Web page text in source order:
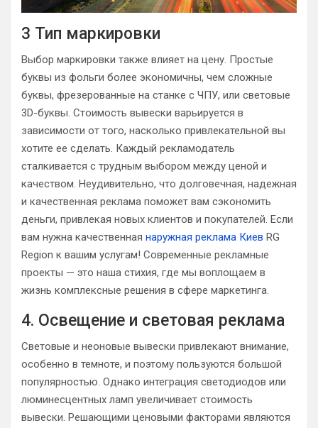
3 Тип маркировки
Выбор маркировки также влияет на цену. Простые
буквы из фольги более экономичны, чем сложные
буквы, фрезерованные на станке с ЧПУ, или световые
3D-буквы. Стоимость вывески варьируется в
зависимости от того, насколько привлекательной вы
хотите ее сделать. Каждый рекламодатель
сталкивается с трудным выбором между ценой и
качеством. Неудивительно, что долговечная, надежная
и качественная реклама поможет вам сэкономить
деньги, привлекая новых клиентов и покупателей. Если
вам нужна качественная наружная реклама Киев RG
Region к вашим услугам! Современные рекламные
проекты — это наша стихия, где мы воплощаем в
жизнь комплексные решения в сфере маркетинга.
4. Освещение и световая реклама
Световые и неоновые вывески привлекают внимание,
особенно в темноте, и поэтому пользуются большой
популярностью. Однако интеграция светодиодов или
люминесцентных ламп увеличивает стоимость
вывески. Решающими ценовыми факторами являются